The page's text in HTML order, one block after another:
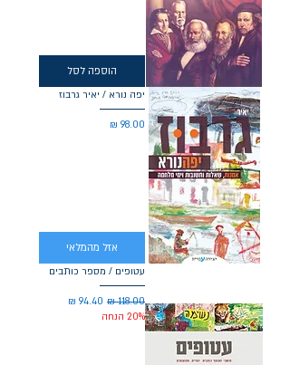
הוספה לסל
יפה נורא / יאיר גרבוז
מחיר
אזל מהמלאי
עטופים / מספר כותבים
מחיר רגיל מחיר מבצע
20% הנחה